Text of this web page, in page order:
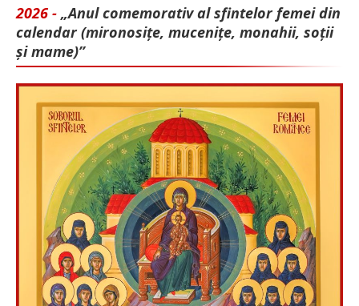
2026 - „Anul comemorativ al sfintelor femei din
calendar (mironosițe, mu­cenițe, monahii, soții
și mame)”